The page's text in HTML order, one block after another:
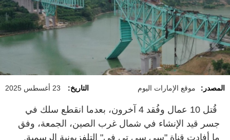
المصدر: موقع الإمارات اليوم التاريخ: 23 أغسطس 2025
قُتل 10 عمال وفُقد 4 آخرون، بعدما انقطع سلك في
جسر قيد الإنشاء في شمال غرب الصين، الجمعة، وفق
ما أفادت قناة "سي سي تي في" التلفزيونية الرسمية.